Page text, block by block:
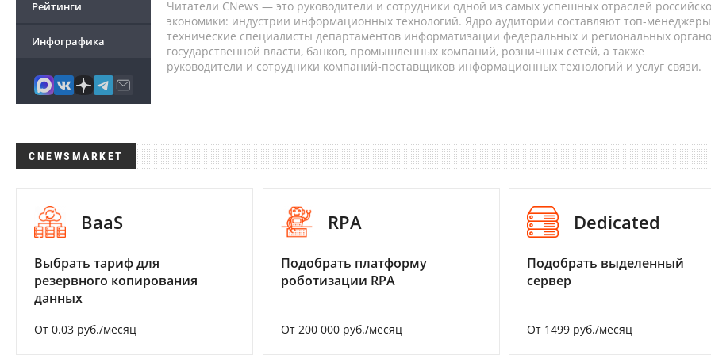
Рейтинги
Инфографика
Читатели CNews — это руководители и сотрудники одной из самых успешных отраслей
экономики: индустрии информационных технологий. Ядро аудитории составляют топ-
технические специалисты департаментов информатизации федеральных и региональных
государственной власти, банков, промышленных компаний, розничных сетей, а также
руководители и сотрудники компаний-поставщиков информационных технологий и услуг связи.
CNEWSMARKET
BaaS
Выбрать тариф для
резервного копирования
данных
От 0.03 руб./месяц
RPA
Подобрать платформу
роботизации RPA
От 200 000 руб./месяц
Dedicated
Подобрать выделенный
сервер
От 1499 руб./месяц